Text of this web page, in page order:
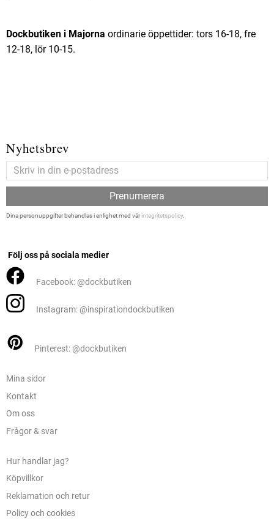
Dockbutiken i Majorna ordinarie öppettider: tors 16-18, fre
12-18, lör 10-15.
Nyhetsbrev
Prenumerera
Dina personuppgifter behandlas i enlighet med vårintegritetspolicy.
Följ oss på sociala medier
Facebook: @dockbutiken
Instagram: @inspirationdockbutiken
Pinterest: @dockbutiken
Mina sidor
Kontakt
Om oss
Frågor & svar
Hur handlar jag?
Köpvillkor
Reklamation och retur
Policy och cookies